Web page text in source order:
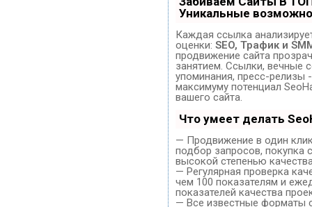
Уникальные
Каждая ссылка
оценки:SEO, Трафик и
продвижение сайта
занятием. Ссылки, вечные
упоминания, пресс-релизы
максимуму потенциал
вашего сайта.
Что умеет делать
— Продвижение в один
подбор запросов, покупка
высокой степенью
— Регулярная проверка
чем 100 показателям и
показателей качества
— Все известные форматы